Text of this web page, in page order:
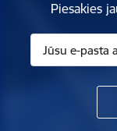
Piesakies